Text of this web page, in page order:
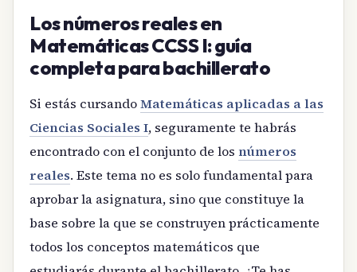
Los números reales en
Matemáticas CCSS I: guía
completa para bachillerato
Si estás cursandoMatemáticas aplicadas a las
Ciencias Sociales I, seguramente te habrás
encontrado con el conjunto de los números
reales. Este tema no es solo fundamental para
aprobar la asignatura, sino que constituye la
base sobre la que se construyen prácticamente
todos los conceptos matemáticos que